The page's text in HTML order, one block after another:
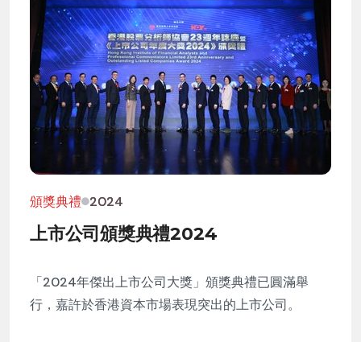
頒獎典禮 2024
上市公司頒獎典禮2024
「2024年傑出上市公司大獎」頒獎典禮已圓滿舉
行，嘉許於香港資本市場表現突出的上市公司。